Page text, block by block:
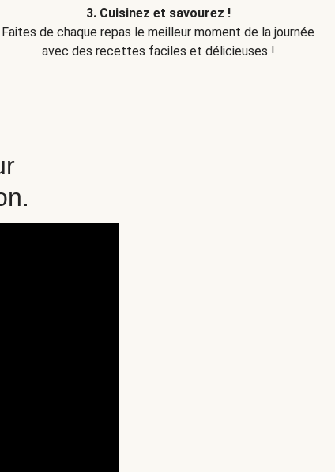
3. Cuisinez et savourez !
Faites de chaque repas le meilleur moment de la journée
avec des recettes faciles et délicieuses !